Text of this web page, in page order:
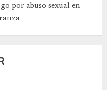
por abuso sexual en